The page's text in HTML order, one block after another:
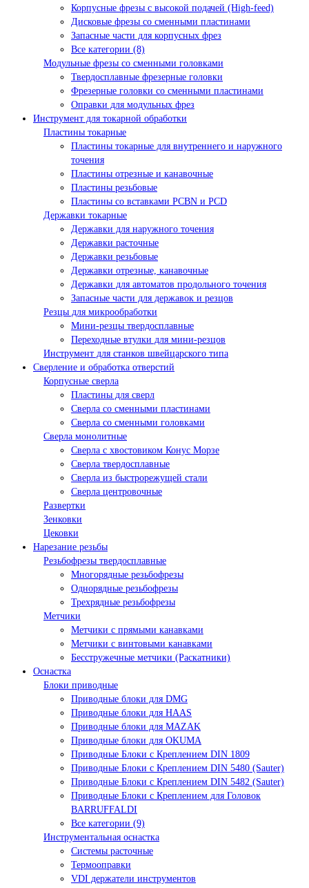
Корпусные фрезы с высокой подачей (High-feed)
Дисковые фрезы со сменными пластинами
Запасные части для корпусных фрез
Все категории (8)
Модульные фрезы со сменными головками
Твердосплавные фрезерные головки
Фрезерные головки со сменными пластинами
Оправки для модульных фрез
Инструмент для токарной обработки
Пластины токарные
Пластины токарные для внутреннего и наружного
точения
Пластины отрезные и канавочные
Пластины резьбовые
Пластины со вставками PCBN и PCD
Державки токарные
Державки для наружного точения
Державки расточные
Державки резьбовые
Державки отрезные, канавочные
Державки для автоматов продольного точения
Запасные части для державок и резцов
Резцы для микрообработки
Мини-резцы твердосплавные
Переходные втулки для мини-резцов
Инструмент для станков швейцарского типа
Сверление и обработка отверстий
Корпусные сверла
Пластины для сверл
Сверла со сменными пластинами
Сверла со сменными головками
Сверла монолитные
Сверла с хвостовиком Конус Морзе
Сверла твердосплавные
Сверла из быстрорежущей стали
Сверла центровочные
Развертки
Зенковки
Цековки
Нарезание резьбы
Резьбофрезы твердосплавные
Многорядные резьбофрезы
Однорядные резьбофрезы
Трехрядные резьбофрезы
Метчики
Метчики с прямыми канавками
Метчики с винтовыми канавками
Бесстружечные метчики (Раскатники)
Оснастка
Блоки приводные
Приводные блоки для DMG
Приводные блоки для HAAS
Приводные блоки для MAZAK
Приводные блоки для OKUMA
Приводные Блоки с Креплением DIN 1809
Приводные Блоки с Креплением DIN 5480 (Sauter)
Приводные Блоки с Креплением DIN 5482 (Sauter)
Приводные Блоки с Креплением для Головок
BARRUFFALDI
Все категории (9)
Инструментальная оснастка
Системы расточные
Термооправки
VDI держатели инструментов